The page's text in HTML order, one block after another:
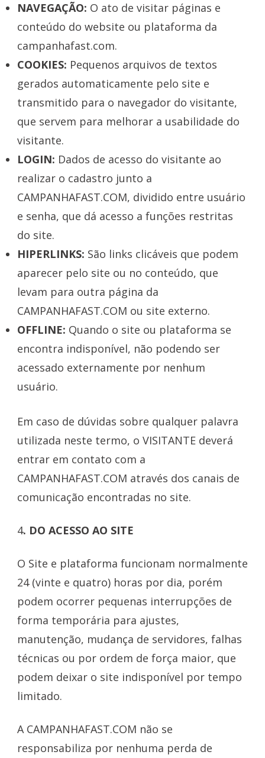
NAVEGAÇÃO: O ato de visitar páginas e
conteúdo do website ou plataforma da
campanhafast.com.
COOKIES: Pequenos arquivos de textos
gerados automaticamente pelo site e
transmitido para o navegador do visitante,
que servem para melhorar a usabilidade do
visitante.
LOGIN: Dados de acesso do visitante ao
realizar o cadastro junto a
CAMPANHAFAST.COM, dividido entre usuário
e senha, que dá acesso a funções restritas
do site.
HIPERLINKS: São links clicáveis que podem
aparecer pelo site ou no conteúdo, que
levam para outra página da
CAMPANHAFAST.COM ou site externo.
OFFLINE: Quando o site ou plataforma se
encontra indisponível, não podendo ser
acessado externamente por nenhum
usuário.
Em caso de dúvidas sobre qualquer palavra
utilizada neste termo, o VISITANTE deverá
entrar em contato com a
CAMPANHAFAST.COM através dos canais de
comunicação encontradas no site.
4. DO ACESSO AO SITE
O Site e plataforma funcionam normalmente
24 (vinte e quatro) horas por dia, porém
podem ocorrer pequenas interrupções de
forma temporária para ajustes,
manutenção, mudança de servidores, falhas
técnicas ou por ordem de força maior, que
podem deixar o site indisponível por tempo
limitado.
A CAMPANHAFAST.COM não se
responsabiliza por nenhuma perda de